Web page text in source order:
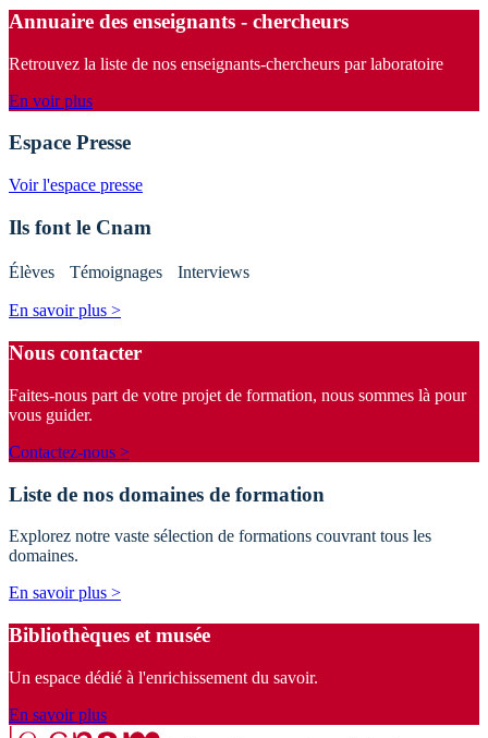
Annuaire des enseignants - chercheurs
Retrouvez la liste de nos enseignants-chercheurs par laboratoire
En voir plus
Espace Presse
Voir l'espace presse
Ils font le Cnam
Élèves Témoignages Interviews
En savoir plus >
Nous contacter
Faites-nous part de votre projet de formation, nous sommes là pour
vous guider.
Contactez-nous >
Liste de nos domaines de formation
Explorez notre vaste sélection de formations couvrant tous les
domaines.
En savoir plus >
Bibliothèques et musée
Un espace dédié à l'enrichissement du savoir.
En savoir plus